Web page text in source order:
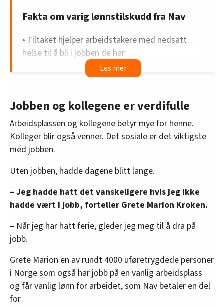
Fakta om varig lønnstilskudd fra Nav
• Tiltaket hjelper arbeidstakere med nedsatt
helse til å bli i jobben de har.
• Det kan også hjelpe folk som står utenfor inn i
• Nav og arbeidsgiver spleiser på lønna til disse
arbeidstakerne. Navs andel heter varig
lønnstilskudd. Det er altså ikke tidsbegrenset.
• Full uføretrygd er alternativet for mange av
dem som får lønnstilskudd. Uføretrygd gir folk
• Med varig lønnstilskudd får de utbetalt vanlig
Kilde:
Jobben og kollegene er verdifulle
Arbeidsplassen og kollegene betyr mye for henne.
Kolleger blir også venner. Det sosiale er det viktigste
med jobben.
Uten jobben, hadde dagene blitt lange.
– Jeg hadde hatt det vanskeligere hvis jeg ikke
hadde vært i jobb, forteller Grete Marion Kroken.
– Når jeg har hatt ferie, gleder jeg meg til å dra på
jobb.
Grete Marion en av rundt 4000 uføretrygdede personer
i Norge som også har jobb på en vanlig arbeidsplass
og får vanlig lønn for arbeidet, som Nav betaler en del
for.